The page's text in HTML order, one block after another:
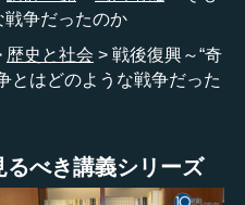
戦争だったのか
歴史と社会
戦後復興～“奇
とはどのような戦争だった
るべき講義シリーズ